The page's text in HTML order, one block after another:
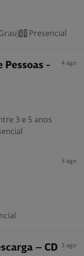
Presencial
Pessoas -
4 ago
3 e 5 anos
3 ago
– CD 3 ago